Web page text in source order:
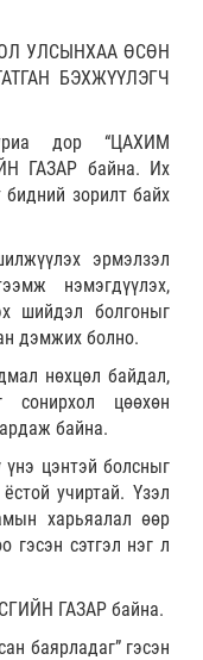
УЛСЫНХАА ӨСӨН
БЭХЖҮҮЛЭГЧ
дор “ЦАХИМ
ГАЗАР байна. Их
бидний зорилт байх
эрмэлзэл
нэмэгдүүлэх,
шийдэл болгоныг
дэмжих болно.
нөхцөл байдал,
сонирхол цөөхөн
байна.
цэнтэй болсныг
учиртай. Үзэл
харьяалал өөр
гэсэн сэтгэл нэг л
ГАЗАР байна.
баярладаг” гэсэн